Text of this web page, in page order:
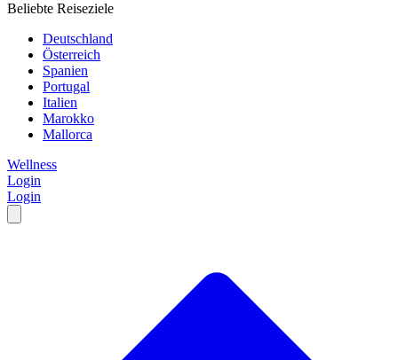
Beliebte Reiseziele
Deutschland
Österreich
Spanien
Portugal
Italien
Marokko
Mallorca
Wellness
Login
Login